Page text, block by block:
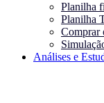
Planilha
Planilha
Comprar
Análises e